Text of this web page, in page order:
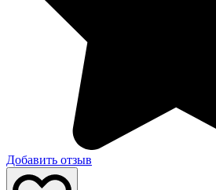
Добавить отзыв